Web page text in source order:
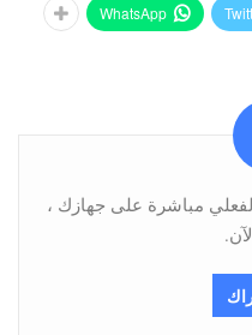
WhatsApp
مباشرة على جهازك ،